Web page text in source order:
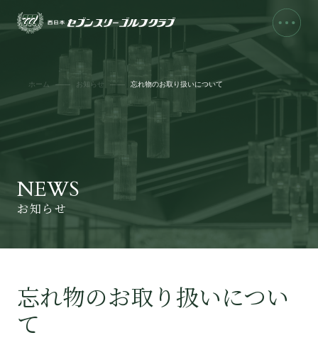
NEWS
お知らせ
ホーム お知らせ 忘れ物のお取り扱いについて
忘れ物のお取り扱いについ
て